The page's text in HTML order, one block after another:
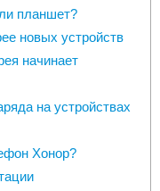
планшет?
новых устройств
начинает
на устройствах
Хонор?